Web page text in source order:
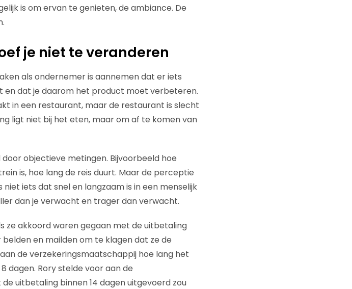
is om ervan te genieten, de ambiance. De
je niet te veranderen
als ondernemer is aannemen dat er iets
en dat je daarom het product moet verbeteren.
in een restaurant, maar de restaurant is slecht
ligt niet bij het eten, maar om af te komen van
objectieve metingen. Bijvoorbeeld hoe
is, hoe lang de reis duurt. Maar de perceptie
iets dat snel en langzaam is in een menselijk
dan je verwacht en trager dan verwacht.
ze akkoord waren gegaan met de uitbetaling
en mailden om te klagen dat ze de
de verzekeringsmaatschappij hoe lang het
dagen. Rory stelde voor aan de
uitbetaling binnen 14 dagen uitgevoerd zou